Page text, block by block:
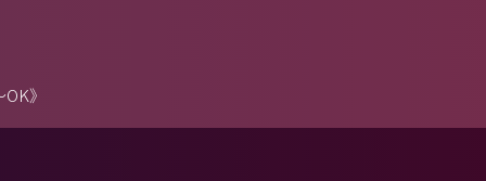
》